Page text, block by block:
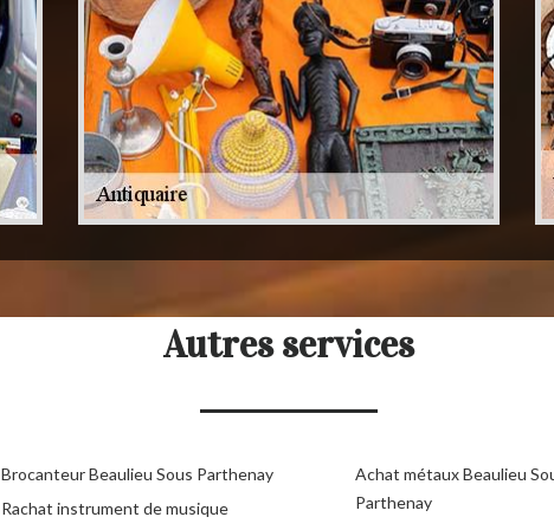
Autres services
Brocanteur Beaulieu Sous Parthenay
Rachat instrument de musique
Achat métaux Beaulieu
Parthenay